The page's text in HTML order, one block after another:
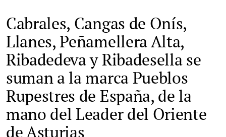
Cabrales, Cangas de Onís,
Llanes, Peñamellera Alta,
Ribadedeva y Ribadesella se
suman a la marca Pueblos
Rupestres de España, de la
mano del Leader del Oriente
de Asturias